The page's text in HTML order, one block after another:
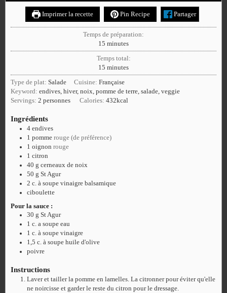
Imprimer la recette Pin Recipe Partager
Temps de préparation:
15 minutes
Temps total:
15 minutes
Type de plat: Salade Cuisine:Française
Keyword: endives, hiver, noix, pomme de terre, salade, veggie
Servings: 2 personnes Calories:432kcal
Ingrédients
4 endives
1 pomme rouge (de préférence)
1 oignon rouge
1 citron
40 g cerneaux de noix
50 g St Agur
2 c. à soupe vinaigre balsamique
ciboulette
Pour la sauce :
30 g St Agur
1 c. a soupe eau
1 c. à soupe vinaigre
1,5 c. à soupe huile d'olive
poivre
Instructions
Laver et tailler la pomme en lamelles. La citronner pour éviter qu'elle
ne noircisse et garder le reste du citron pour le dressage.